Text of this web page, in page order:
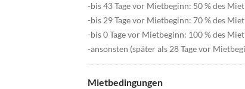
-bis 43 Tage vor Mietbeginn: 50 % des
-bis 29 Tage vor Mietbeginn: 70 % des
-bis 0 Tage vor Mietbeginn: 100 % des
-ansonsten (später als 28 Tage vor
Mietbedingungen